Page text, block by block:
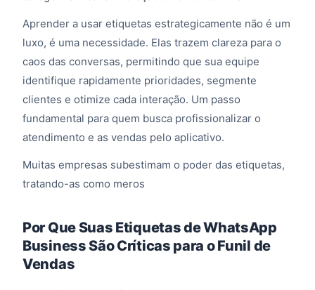
Aprender a usar etiquetas estrategicamente não é um
luxo, é uma necessidade. Elas trazem clareza para o
caos das conversas, permitindo que sua equipe
identifique rapidamente prioridades, segmente
clientes e otimize cada interação. Um passo
fundamental para quem busca profissionalizar o
atendimento e as vendas pelo aplicativo.
Muitas empresas subestimam o poder das etiquetas,
tratando-as como meros
Por Que Suas Etiquetas de WhatsApp
Business São Críticas para o Funil de
Vendas